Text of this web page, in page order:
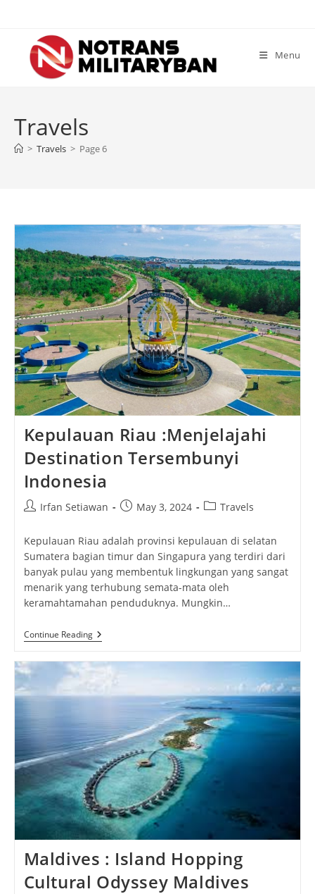
content
Menu
Travels
> Travels > Page 6
Kepulauan Riau :Menjelajahi
Destination Tersembunyi
Indonesia
PostIrfan Setiawan
PostMay 3, 2024
PostTravels
Kepulauan Riau adalah provinsi kepulauan di selatan
Sumatera bagian timur dan Singapura yang terdiri dari
banyak pulau yang membentuk lingkungan yang sangat
menarik yang terhubung semata-mata oleh
keramahtamahan penduduknya. Mungkin…
Continue ReadingKepulauan
Riau
Destination
Maldives : Island Hopping
Cultural Odyssey Maldives